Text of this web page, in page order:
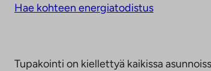
Hae kohteen energiatodistus
Tupakointi on kiellettyä kaikissa